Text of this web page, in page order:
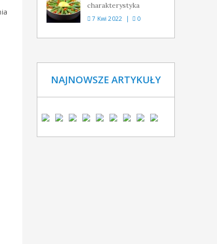
charakterystyka
7 Kwi 2022 0
NAJNOWSZE ARTYKUŁY